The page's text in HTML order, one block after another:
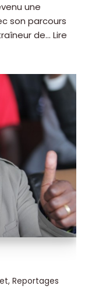
une
son parcours
de… Lire
, Reportages